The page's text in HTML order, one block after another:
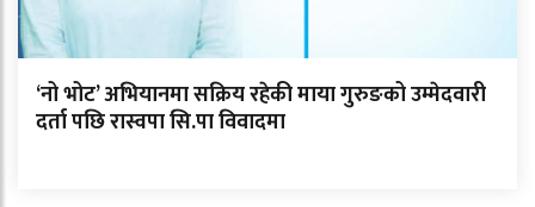
‘नो भोट’ अभियानमा सक्रिय रहेकी माया गुरुङको उम्मेदवारी
दर्ता पछि रास्वपा सि.पा विवादमा